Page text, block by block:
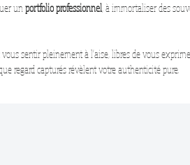
unportfolio professionnel, à immortaliser des
sentir pleinement à l'aise, libres de vous
regard capturés révèlent votre authenticité pure.